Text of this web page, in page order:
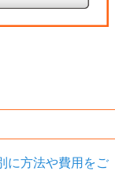
に方法や費用をご